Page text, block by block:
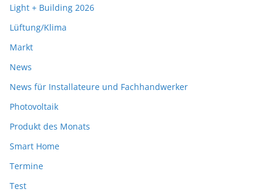
Light + Building 2026
Lüftung/Klima
Markt
News
News für Installateure und Fachhandwerker
Photovoltaik
Produkt des Monats
Smart Home
Termine
Test